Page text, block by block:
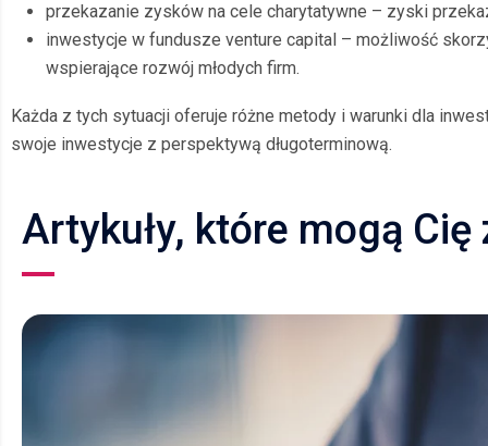
przekazanie zysków na cele charytatywne – zyski
inwestycje w fundusze venture capital – możliwość
wspierające rozwój młodych firm.
Każda z tych sytuacji oferuje różne metody i warunki dla
swoje inwestycje z perspektywą długoterminową.
Artykuły, które mogą